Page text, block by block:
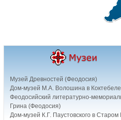
Музей Древностей (Феодосия)
Дом-музей М.А. Волошина в
Феодосийский литературно-
Грина (Феодосия)
Дом-музей К.Г. Паустовского в